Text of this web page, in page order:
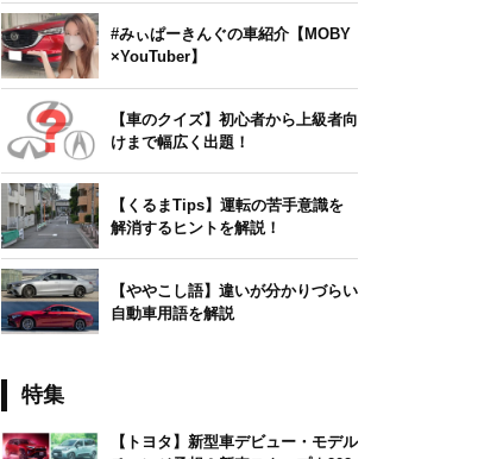
#みぃぱーきんぐの車紹介【MOBY
×YouTuber】
【車のクイズ】初心者から上級者向
けまで幅広く出題！
【くるまTips】運転の苦手意識を
解消するヒントを解説！
【ややこし語】違いが分かりづらい
自動車用語を解説
特集
【トヨタ】新型車デビュー・モデル